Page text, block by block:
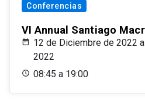
Conferencias
VI Annual Santiago
12 de Diciembre de 2022
2022
08:45 a 19:00